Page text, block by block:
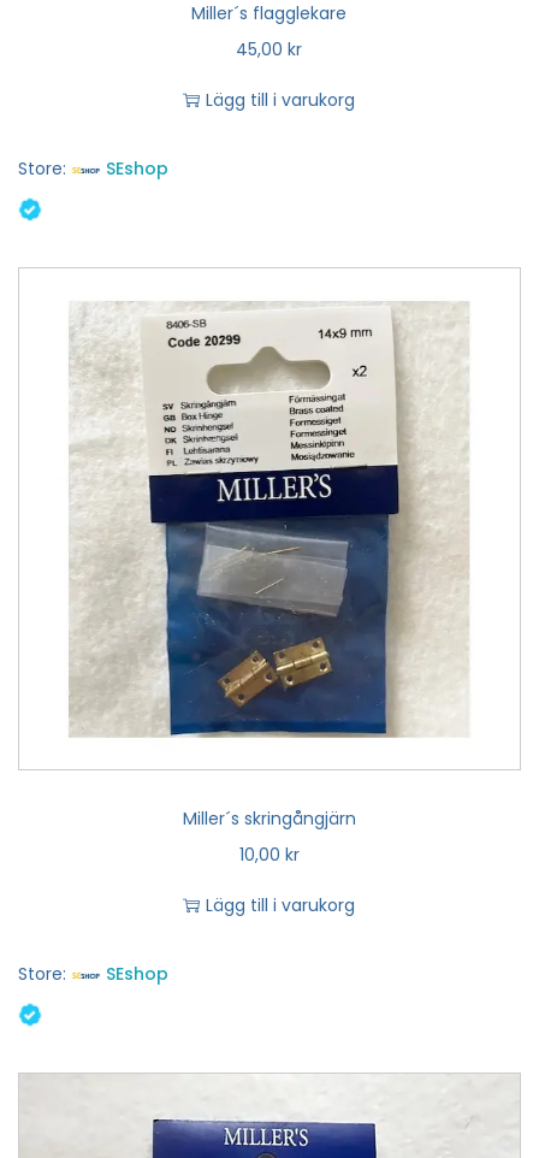
Miller´s flagglekare
45,00kr
Lägg till i varukorg
Store: SEshop
Miller´s skringångjärn
10,00 kr
Lägg till i varukorg
Store: SEshop